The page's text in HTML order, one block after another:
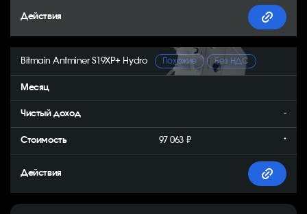
Bitmain Antminer S19XP+ Hydro Похожие Без НДС
-
97 063 ₽ *